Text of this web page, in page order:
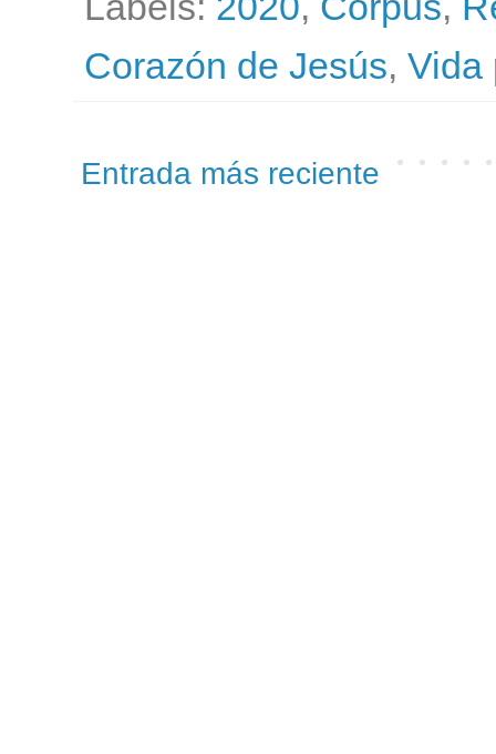
Corazón de Jesús, Vida
Entrada más reciente